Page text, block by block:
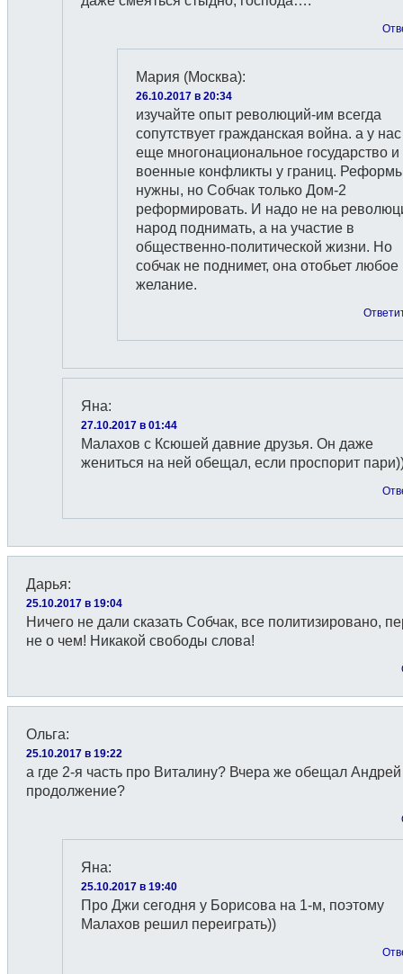
Мария (Москва):
26.10.2017 в 20:34
изучайте опыт революций-им всегда
сопутствует гражданская война. а у нас
еще многонациональное государство и
военные конфликты у границ.
нужны, но Собчак только Дом-2
реформировать. И надо не на
народ поднимать, а на участие в
общественно-политической жизни. Но
собчак не поднимет, она отобьет любое
желание.
Яна:
27.10.2017 в 01:44
Малахов с Ксюшей давние друзья. Он даже
жениться на ней обещал, если проспорит
Дарья:
25.10.2017 в 19:04
Ничего не дали сказать Собчак, все политизировано,
не о чем! Никакой свободы слова!
Ольга:
25.10.2017 в 19:22
а где 2-я часть про Виталину? Вчера же обещал Андрей
продолжение?
Яна:
25.10.2017 в 19:40
Про Джи сегодня у Борисова на 1-м, поэтому
Малахов решил переиграть))